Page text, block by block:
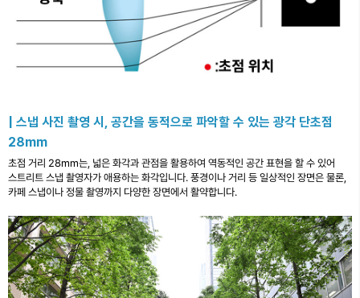
| 스냅 사진 촬영 시, 공간을 동적으로 파악할 수 있는 광각 단초점
28mm
초점 거리 28mm는, 넓은 화각과 관점을 활용하여 역동적인 공간 표현을 할 수 있어
스트리트 스냅 촬영자가 애용하는 화각입니다. 풍경이나 거리 등 일상적인 장면은 물론,
카페 스냅이나 정물 촬영까지 다양한 장면에서 활약합니다.